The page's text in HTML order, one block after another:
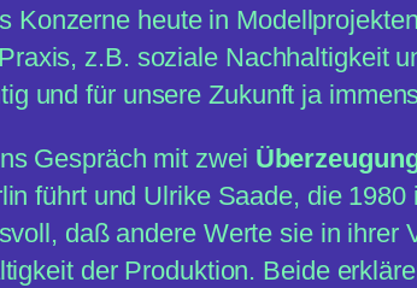
Konzerne heute in
z.B. soziale Nachhaltigkeit
und für unsere Zukunft ja
Gespräch mit zwei
führt und Ulrike Saade, die
daß andere Werte sie in
der Produktion. Beide